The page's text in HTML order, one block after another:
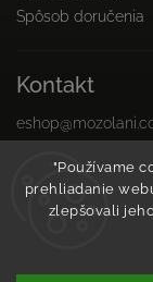
"Používame
prehliadanie
zlepšovali
Spôsob doručenia
Kontakt
eshop@
PO-PIA 8:00 do
Facebook
Instagram